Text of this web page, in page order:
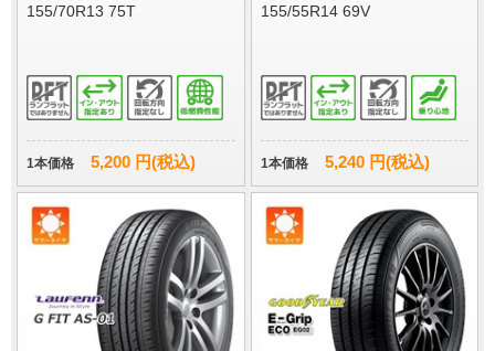
155/70R13 75T
1本価格 5,200 円(税込)
155/55R14 69V
1本価格 5,240 円(税込)